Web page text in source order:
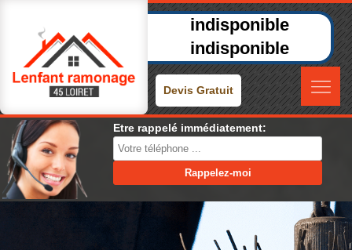
indisponible
indisponible
Devis Gratuit
Etre rappelé immédiatement: